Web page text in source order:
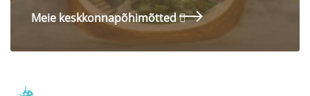
Meie keskkonnapõhimõtted